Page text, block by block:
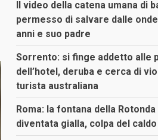
Il video della catena umana di
permesso di salvare dalle
anni e suo padre
Sorrento: si finge addetto alle
dell’hotel, deruba e cerca di
turista australiana
Roma: la fontana della
diventata gialla, colpa del